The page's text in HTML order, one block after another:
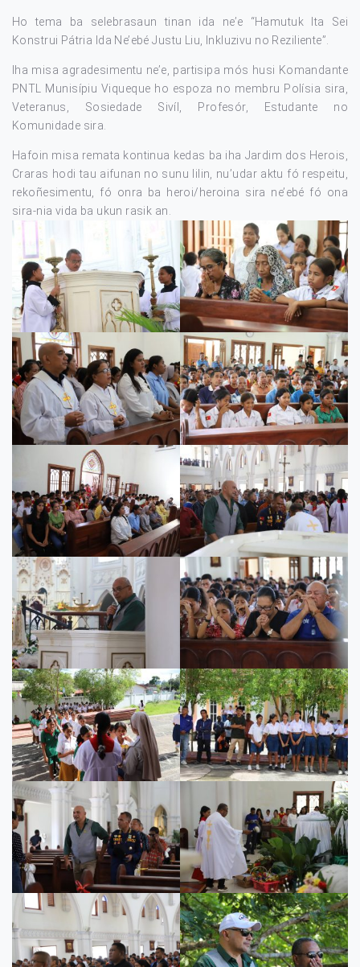
Ho tema ba selebrasaun tinan ida ne’e “Hamutuk Ita Sei
Konstrui Pátria Ida Ne’ebé Justu Liu, Inkluzivu no Reziliente”.
Iha misa agradesimentu ne’e, partisipa mós husi Komandante
PNTL Munisípiu Viqueque ho espoza no membru Polísia sira,
Veteranus, Sosiedade Sivíl, Profesór, Estudante no
Komunidade sira.
Hafoin misa remata kontinua kedas ba iha Jardim dos Herois,
Craras hodi tau aifunan no sunu lilin, nu’udar aktu fó respeitu,
rekoñesimentu, fó onra ba heroi/heroina sira ne’ebé fó ona
sira-nia vida ba ukun rasik an.